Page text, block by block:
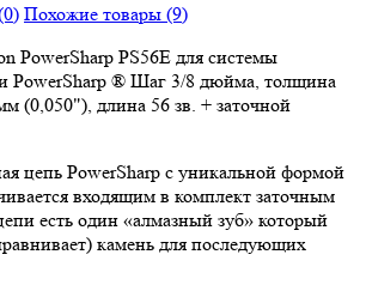
Похожие товары (9)
PowerSharp PS56E для системы
PowerSharp ® Шаг 3/8 дюйма, толщина
(0,050"), длина 56 зв. + заточной
цепь PowerSharp с уникальной формой
входящим в комплект заточным
есть один «алмазный зуб» который
камень для последующих